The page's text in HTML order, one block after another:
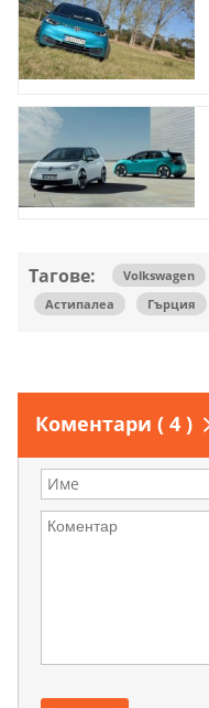
Тагове: Volkswagen
Астипалеа
Гърция
Коментари ( 4 )